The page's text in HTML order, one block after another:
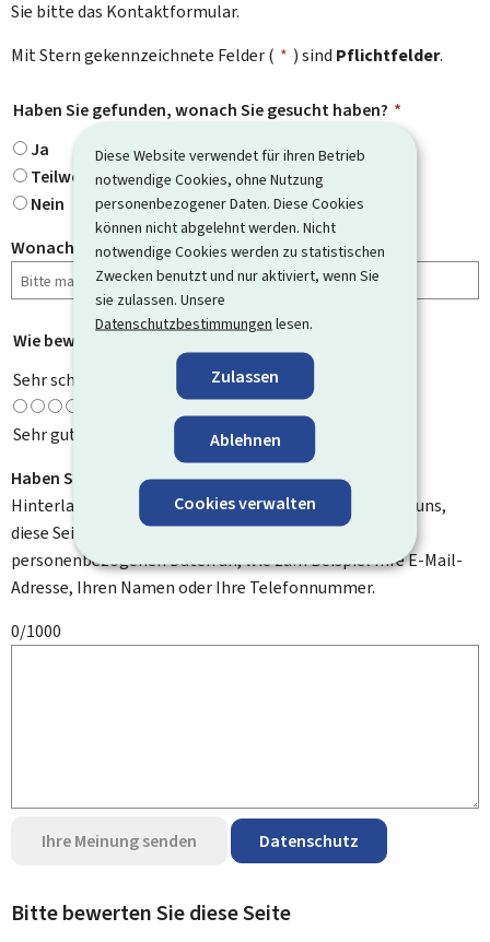
Diese Website verwendet für ihren Betrieb
notwendige Cookies, ohne Nutzung
personenbezogener Daten. Diese Cookies
können nicht abgelehnt werden. Nicht
notwendige Cookies werden zu statistischen
Zwecken benutzt und nur aktiviert, wenn Sie
sie zulassen. Unsere
Datenschutzbestimmungen lesen.
Zulassen
Ablehnen
Cookies verwalten
Sie bitte das Kontaktformular.
Mit Stern gekennzeichnete Felder ( * ) sind Pflichtfelder.
Haben Sie gefunden, wonach Sie gesucht haben? *
Ja
Teilweise
Nein
Wonach haben Sie gesucht?
Wie bewerten Sie diese Seite?
Sehr schlecht
Sehr gut
Haben Sie Verbesserungsvorschläge?
Hinterlassen Sie uns einen Kommentar und helfen Sie uns,
diese Seite zu verbessern. Bitte geben Sie keine
personenbezogenen Daten an, wie zum Beispiel Ihre E-Mail-
Adresse, Ihren Namen oder Ihre Telefonnummer.
0/1000
Ihre Meinung senden Datenschutz
Bitte bewerten Sie diese Seite